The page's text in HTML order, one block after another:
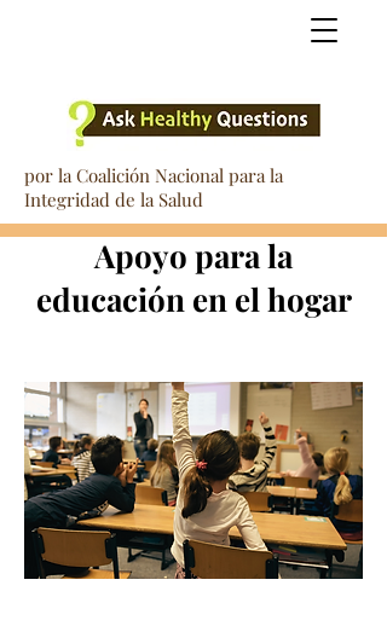
por la Coalición Nacional para la
Integridad de la Salud
Apoyo para la
educación en el hogar